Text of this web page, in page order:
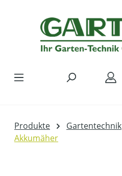
Produkte Gartentechnik
Akkumäher